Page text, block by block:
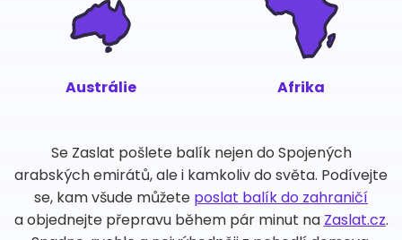
Austrálie Afrika
Se Zaslat pošlete balík nejen do Spojených
arabských emirátů, ale i kamkoliv do světa. Podívejte
se, kam všude můžete poslat balík do zahraničí
a objednejte přepravu během pár minut na Zaslat.cz.